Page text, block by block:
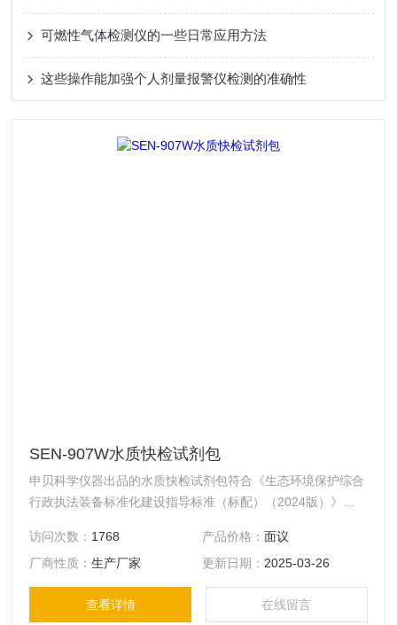
可燃性气体检测仪的一些日常应用方法
这些操作能加强个人剂量报警仪检测的准确性
SEN-907W水质快检试剂包
申贝科学仪器出品的水质快检试剂包符合《生态环境保护综合
行政执法装备标准化建设指导标准（标配）（2024版）》配
及检测工具，方便快捷的同时提高检测的准确性。可被广泛地
应用于环境监察、生态保护、突发事件等行业。
访问次数： 1768 产品价格： 面议
厂商性质：生产厂家 更新日期： 2025-03-26
查看详情 在线留言